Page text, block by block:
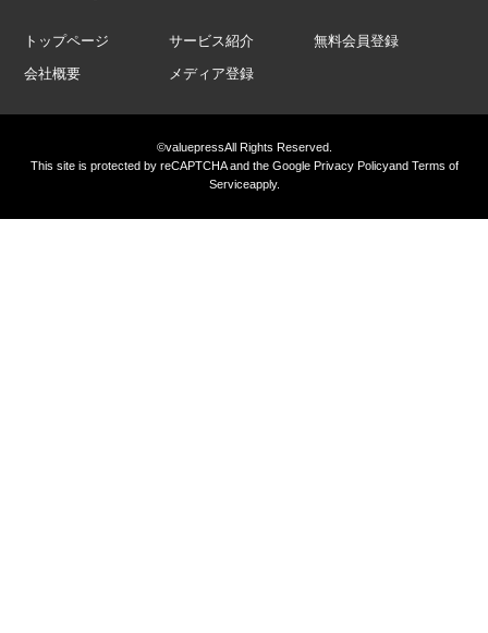
トップページ サービス紹介
無料会員登録
会社概要
メディア登録
©valuepressAll Rights Reserved.
This site is protected by reCAPTCHA and the GooglePrivacy Policyand Terms of
Serviceapply.